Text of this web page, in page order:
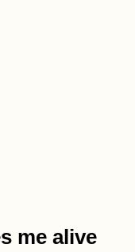
me alive